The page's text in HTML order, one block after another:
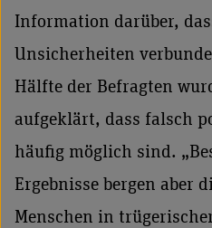
Information darüber,
Unsicherheiten
Hälfte der Befragten
aufgeklärt, dass falsch
häufig möglich sind.
Ergebnisse bergen aber
Menschen in